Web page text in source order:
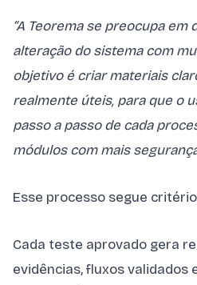
“A Teorema se preocupa em
alteração do sistema com
objetivo é criar materiais
realmente úteis, para que o
passo a passo de cada
módulos com mais
Esse processo segue
Cada teste aprovado gera
evidências, fluxos validados